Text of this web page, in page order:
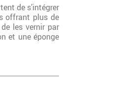
de s’intégrer
offrant plus de
les vernir par
et une éponge